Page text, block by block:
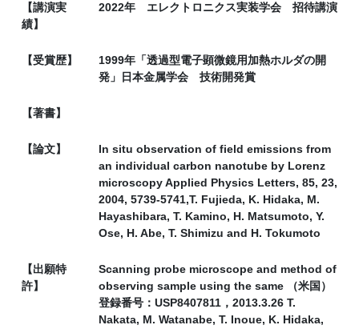
【講演実
績】
2022年 エレクトロニクス実装学会 招待講演
【受賞歴】
1999年「透過型電子顕微鏡用加熱ホルダの開
発」日本金属学会 技術開発賞
【著書】
【論文】
In situ observation of field emissions from
an individual carbon nanotube by Lorenz
microscopy Applied Physics Letters, 85, 23,
2004, 5739-5741,T. Fujieda, K. Hidaka, M.
Hayashibara, T. Kamino, H. Matsumoto, Y.
Ose, H. Abe, T. Shimizu and H. Tokumoto
【出願特
許】
Scanning probe microscope and method of
observing sample using the same （米国）
登録番号：USP8407811，2013.3.26 T.
Nakata, M. Watanabe, T. Inoue, K. Hidaka,